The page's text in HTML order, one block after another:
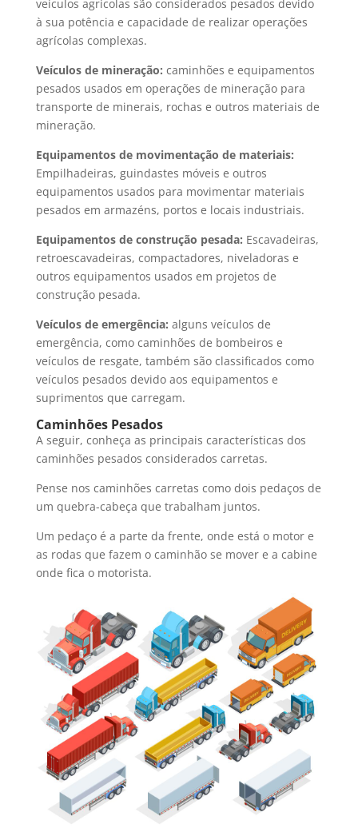
veículos agrícolas são considerados pesados devido
à sua potência e capacidade de realizar operações
agrícolas complexas.
Veículos de mineração: caminhões e equipamentos
pesados usados em operações de mineração para
transporte de minerais, rochas e outros materiais de
mineração.
Equipamentos de movimentação de materiais:
Empilhadeiras, guindastes móveis e outros
equipamentos usados para movimentar materiais
pesados em armazéns, portos e locais industriais.
Equipamentos de construção pesada: Escavadeiras,
retroescavadeiras, compactadores, niveladoras e
outros equipamentos usados em projetos de
construção pesada.
Veículos de emergência: alguns veículos de
emergência, como caminhões de bombeiros e
veículos de resgate, também são classificados como
veículos pesados devido aos equipamentos e
suprimentos que carregam.
Caminhões Pesados
A seguir, conheça as principais características dos
caminhões pesados considerados carretas.
Pense nos caminhões carretas como dois pedaços de
um quebra-cabeça que trabalham juntos.
Um pedaço é a parte da frente, onde está o motor e
as rodas que fazem o caminhão se mover e a cabine
onde fica o motorista.